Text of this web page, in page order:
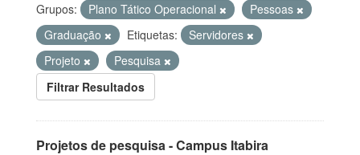
Grupos: Plano Tático Operacional
Pessoas
Graduação
Etiquetas:
Servidores
Projeto
Pesquisa
Filtrar Resultados
Projetos de pesquisa - Campus Itabira